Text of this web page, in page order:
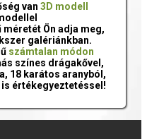
van 3D modell
Ön adja meg,
galériánkban.
számtalan módon
színes drágakővel,
18 karátos aranyból,
értékegyeztetéssel!